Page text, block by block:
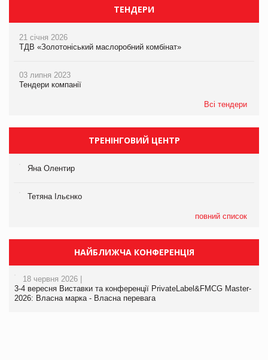
ТЕНДЕРИ
21 січня 2026
ТДВ «Золотоніський маслоробний комбінат»
03 липня 2023
Тендери компанії
Всі тендери
ТРЕНІНГОВИЙ ЦЕНТР
Яна Олентир
Тетяна Ільєнко
повний список
НАЙБЛИЖЧА КОНФЕРЕНЦІЯ
18 червня 2026 |
3-4 вересня Виставки та конференції PrivateLabel&FMCG Master-
2026: Власна марка - Власна перевага